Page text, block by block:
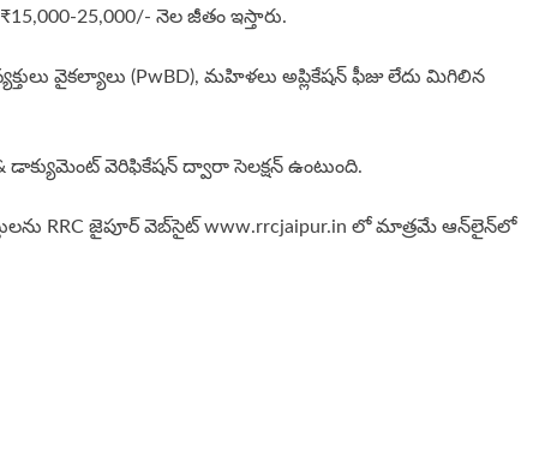
25,000/- నెల జీతం ఇస్తారు.
వైకల్యాలు (PwBD), మహిళలు అప్లికేషన్ ఫీజు లేదు మిగిలిన
డాక్యుమెంట్ వెరిఫికేషన్ ద్వారా సెలక్షన్ ఉంటుంది.
RRC జైపూర్ వెబ్‌సైట్ www.rrcjaipur.in లో మాత్రమే ఆన్‌లైన్‌లో